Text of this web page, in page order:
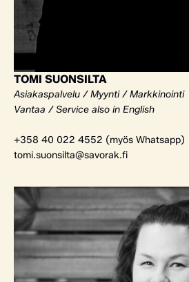
TOMI SUONSILTA
Asiakaspalvelu / Myynti / Markkinointi
Vantaa / Service also in English
+358 40 022 4552 (myös Whatsapp)
tomi.suonsilta@savorak.fi